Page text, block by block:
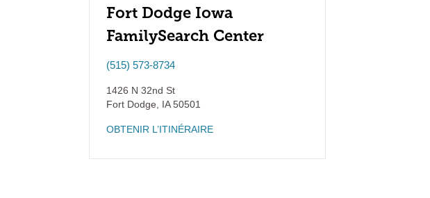
Fort Dodge Iowa
FamilySearch Center
(515) 573-8734
1426 N 32nd St
Fort Dodge
IA50501
OBTENIR L’ITINÉRAIRE